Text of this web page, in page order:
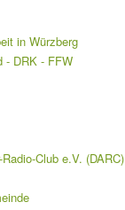
in Würzberg
- DRK - FFW
Club e.V. (DARC)